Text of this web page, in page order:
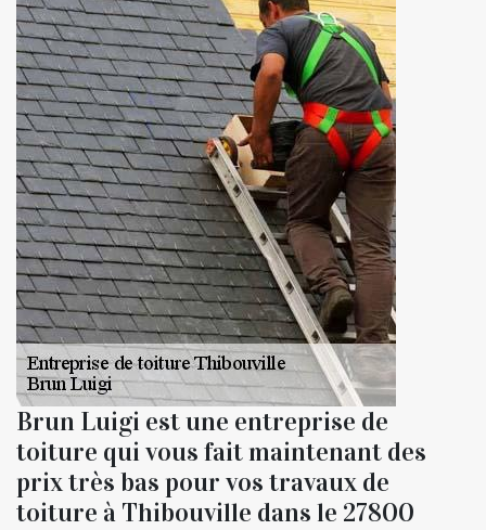
Brun Luigi est une entreprise de
toiture qui vous fait maintenant des
prix très bas pour vos travaux de
toiture à Thibouville dans le 27800